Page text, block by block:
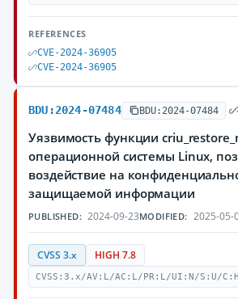
REFERENCES
CVE-2024-36905
CVE-2024-36905
BDU:2024-07484 BDU:2024-07484
Уязвимость функции
операционной системы Linux,
воздействие на
защищаемой информации
PUBLISHED: 2024-09-23MODIFIED: 2025-05-
CVSS 3.x HIGH 7.8
CVSS:3.x/AV:L/AC:L/PR:L/UI:N/S:U/